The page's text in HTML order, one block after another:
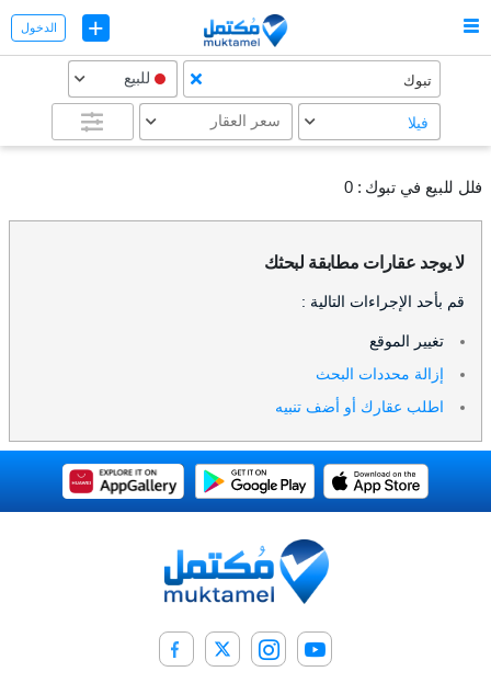
+ الدخول
تبوك للبيع
فيلا سعر العقار
فلل للبيع في تبوك : 0
لا يوجد عقارات مطابقة لبحثك
قم بأحد الإجراءات التالية :
تغيير الموقع
إزالة محددات البحث
اطلب عقارك أو أضف تنبيه